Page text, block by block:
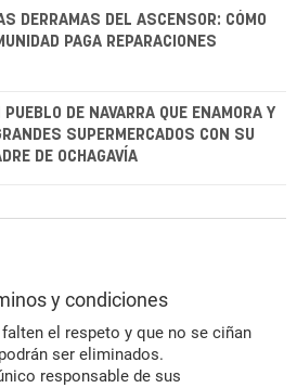
DERRAMAS DEL ASCENSOR: CÓMO
PAGA REPARACIONES
DE NAVARRA QUE ENAMORA Y
SUPERMERCADOS CON SU
DE OCHAGAVÍA
y condiciones
el respeto y que no se ciñan
ser eliminados.
responsable de sus